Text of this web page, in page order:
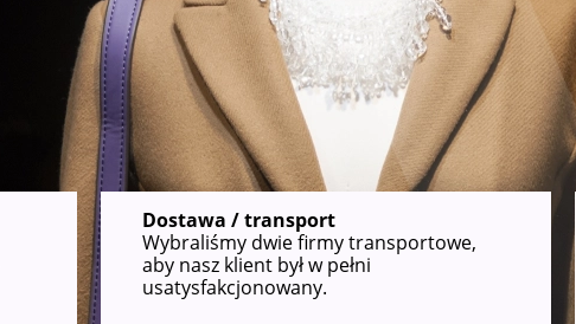
Dostawa / transport
Wybraliśmy dwie firmy transportowe,
aby nasz klient był w pełni
usatysfakcjonowany.